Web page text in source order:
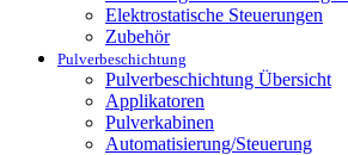
Elektrostatische Steuerungen
Zubehör
Pulverbeschichtung
Pulverbeschichtung Übersicht
Applikatoren
Pulverkabinen
Automatisierung/Steuerung